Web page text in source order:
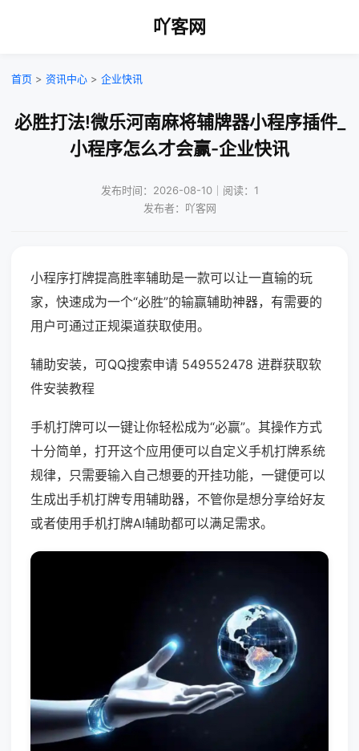
吖客网
首页 > 资讯中心 > 企业快讯
必胜打法!微乐河南麻将辅牌器小程序插件_
小程序怎么才会赢-企业快讯
发布时间：2026-08-10｜阅读：1
发布者：吖客网
小程序打牌提高胜率辅助是一款可以让一直输的玩
家，快速成为一个“必胜”的输赢辅助神器，有需要的
用户可通过正规渠道获取使用。
辅助安装，可QQ搜索申请 549552478 进群获取软
件安装教程
手机打牌可以一键让你轻松成为“必赢”。其操作方式
十分简单，打开这个应用便可以自定义手机打牌系统
规律，只需要输入自己想要的开挂功能，一键便可以
生成出手机打牌专用辅助器，不管你是想分享给好友
或者使用手机打牌AI辅助都可以满足需求。